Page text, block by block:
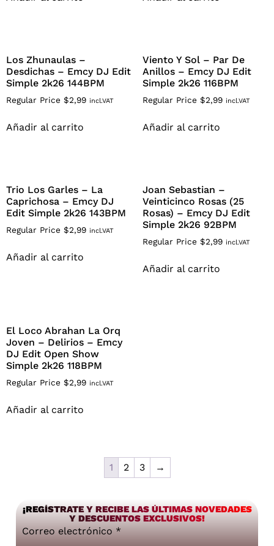
Los Zhunaulas –
Desdichas – Emcy DJ Edit
Simple 2k26 144BPM
Regular Price $2,99 incl.VAT
Añadir al carrito
Viento Y Sol – Par De
Anillos – Emcy DJ Edit
Simple 2k26 116BPM
Regular Price $2,99 incl.VAT
Añadir al carrito
Trio Los Garles – La
Caprichosa – Emcy DJ
Edit Simple 2k26 143BPM
Regular Price $2,99 incl.VAT
Añadir al carrito
Joan Sebastian –
Veinticinco Rosas (25
Rosas) – Emcy DJ Edit
Simple 2k26 92BPM
Regular Price $2,99 incl.VAT
Añadir al carrito
El Loco Abrahan La Orq
Joven – Delirios – Emcy
DJ Edit Open Show
Simple 2k26 118BPM
Regular Price $2,99 incl.VAT
Añadir al carrito
1 2 3 →
¡REGÍSTRATE Y RECIBE LAS ÚLTIMAS NOVEDADES
Y DESCUENTOS EXCLUSIVOS!
Correo electrónico *